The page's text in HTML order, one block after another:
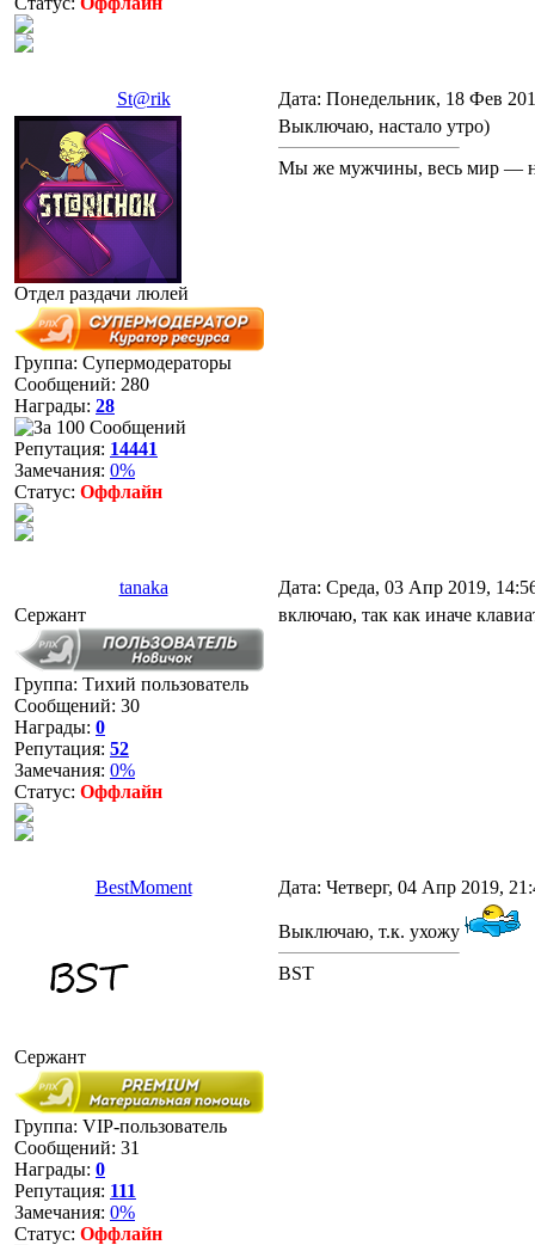
St@rik Дата: Понедельник, 18 Фев
Отдел раздачи люлей
Группа: Супермодераторы
Сообщений: 280
Награды: 28
Репутация: 14441
Замечания: 0%
Статус: Оффлайн
Выключаю, настало утро)
Мы же мужчины, весь мир —
tanaka
Дата: Среда, 03 Апр 2019,
Сержант
Группа: Тихий пользователь
Сообщений: 30
Награды: 0
Репутация: 52
Замечания: 0%
Статус: Оффлайн
включаю, так как иначе
BestMoment Дата: Четверг, 04 Апр 2019,
Сержант
Группа: VIP-пользователь
Сообщений: 31
Награды: 0
Репутация: 111
Замечания: 0%
Статус: Оффлайн
Выключаю, т.к. ухожу
BST